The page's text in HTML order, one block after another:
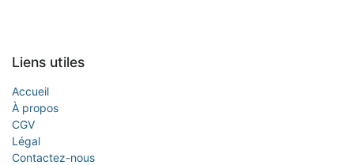
Liens utiles
Accueil
À propos
CGV
Légal
Contactez-nous